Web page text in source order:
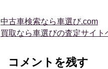
中古車検索なら車選び.com
買取なら車選びの査定サイト
コメントを残す